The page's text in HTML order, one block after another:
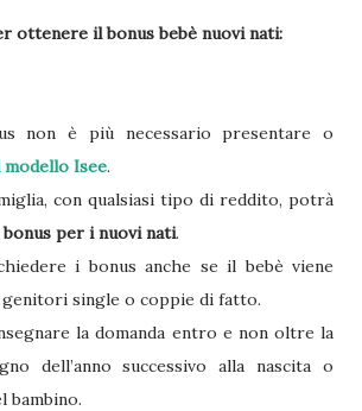
ottenere il bonus bebè nuovi nati:
non è più necessario presentare o
Isee.
con qualsiasi tipo di reddito, potrà
per i nuovi nati.
i bonus anche se il bebè viene
single o coppie di fatto.
la domanda entro e non oltre la
dell’anno successivo alla nascita o
bambino.